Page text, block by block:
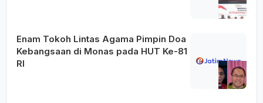
Enam Tokoh Lintas Agama Pimpin Doa
Kebangsaan di Monas pada HUT Ke-81
RI